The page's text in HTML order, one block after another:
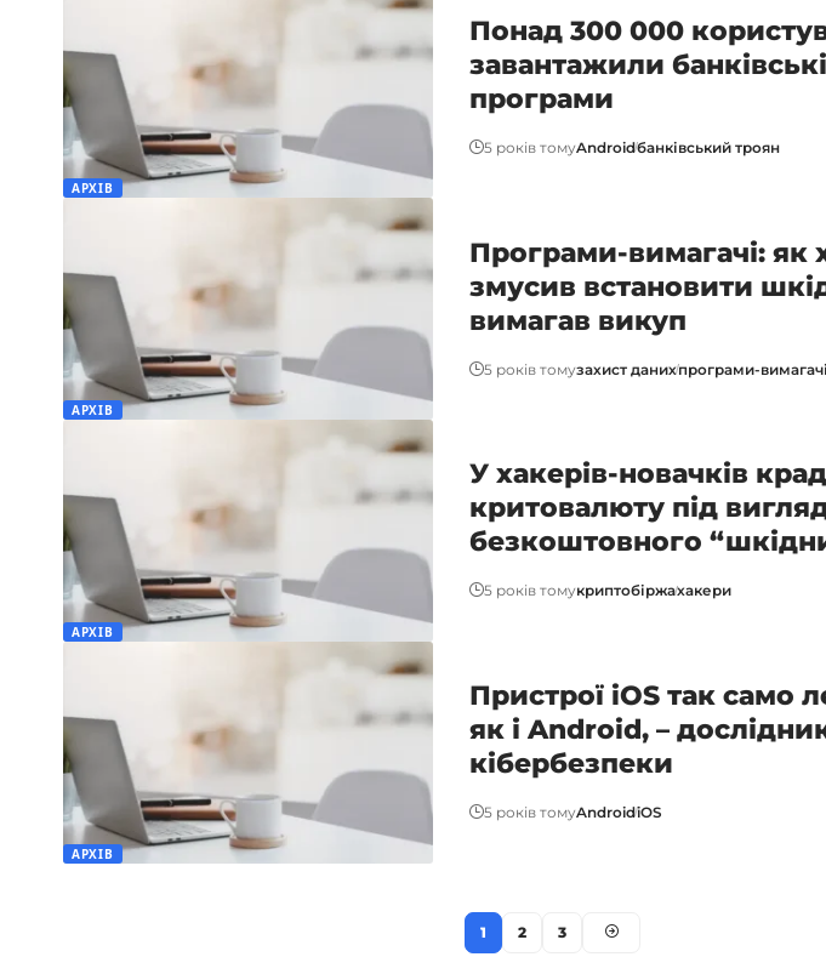
АРХІВ
Понад 300 000
завантажили
програми
5 років томуAndroidбанківський троян
АРХІВ
Програми-вимагачі: як
змусив встановити
вимагав викуп
5 років томузахист данихпрограми-вимагачі
АРХІВ
У хакерів-новачків
критовалюту під
безкоштовного
5 років томукриптобіржахакери
АРХІВ
Пристрої iOS так само
як і Android, –
кібербезпеки
5 років томуAndroidiOS
1 2 3